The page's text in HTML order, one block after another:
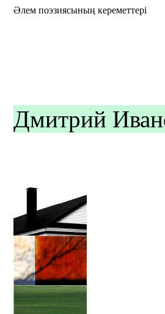
Әлем поэзиясының кереметтері
Дмитрий